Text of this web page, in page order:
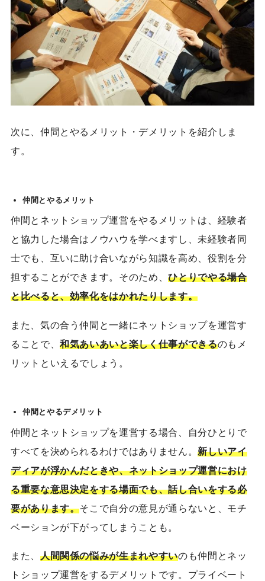
次に、仲間とやるメリット・デメリットを紹介しま
す。
仲間とやるメリット
仲間とネットショップ運営をやるメリットは、 経験者
と協力した場合はノウハウを学べますし、未経験者同
士でも、互いに助け合いながら知識を高め、役割を分
担することができます。そのため、ひとりでやる場合
と比べると、効率化をはかれたりします。
また、気の合う仲間と一緒にネットショップを運営す
ることで、和気あいあいと楽しく仕事ができるのもメ
リットといえるでしょう。
仲間とやるデメリット
仲間とネットショップを運営する場合、自分ひとり で
すべてを決められるわけではありません。新しいアイ
ディアが浮かんだときや、ネットショップ運営におけ
る重要な意思決定をする場面でも、話し合いをする必
要があります。そこで自分の意見が通らないと、モチ
ベーションが下がってしまうことも。
また、 人間関係の悩みが生まれやすいのも仲間とネッ
トショップ運営をするデメリットです。プライベート